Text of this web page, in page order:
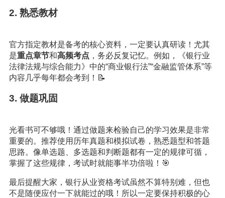
2. 熟悉教材
官方指定教材是备考的核心资料，一定要认真研读！尤其
是重点章节和高频考点 ，务必反复记忆。例如，《银行业
法律法规与综合能力》中的“商业银行法”“金融监管体系”等
内容几乎每年都会考到！📝
3. 做题巩固
光看书可不够哦！通过做题来检验自己的学习效果是非常
重要的。推荐使用历年真题和模拟试卷，熟悉题型和答题
思路。像单选题、多选题和判断题都有一定的规律可循，
掌握了这些规律，考试时就能事半功倍啦！🎯
最后提醒大家，银行从业资格考试虽然不算特别难，但也
不是随便应付一下就能过的哦！所以一定要保持积极的心